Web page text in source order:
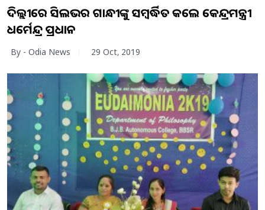
ଦିଲ୍ଲୀରେ ସିଲଭର ଗାନ୍ଧୀଙ୍କୁ ସମ୍ବର୍ଦ୍ଧିତ କଲେ କେନ୍ଦ୍ରମନ୍ତ୍ରୀ
ଧର୍ମେନ୍ଦ୍ର ପ୍ରଧାନ
By - Odia News 29 Oct, 2019